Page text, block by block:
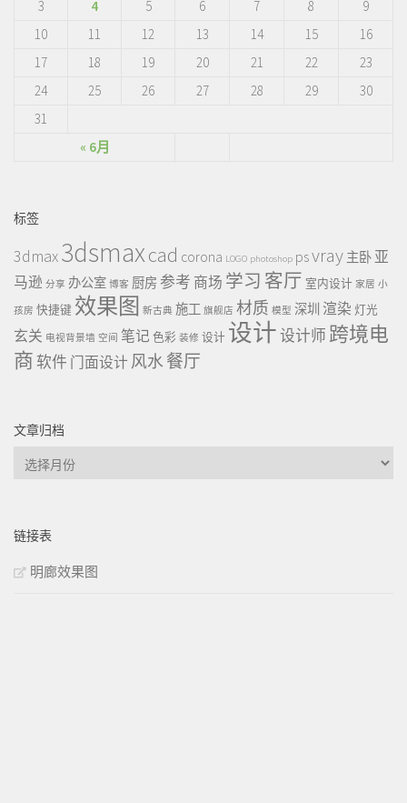
« 6月
3
4 5 6 7 8
9
10
11 12 13 14 15
16
17
18 19 20 21 22
23
24
25 26 27 28 29
30
31
标签
3dmax3dsmaxcad corona LOGO photoshop psvray 主卧 亚
马逊 分享 办公室 博客 厨房 参考 商场 学习 客厅 室内设计 家居 小
孩房 快捷键 效果图 新古典 施工 旗舰店 材质 模型 深圳 渲染 灯光
玄关 电视背景墙 空间 笔记 色彩 装修 设计 设计设计师 跨境电
商软件 门面设计 风水 餐厅
文章归档
文
链接表
明廊效果图